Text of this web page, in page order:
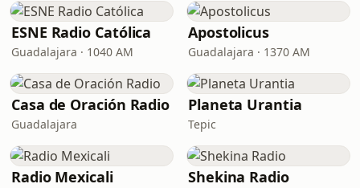
ESNE Radio Católica
Guadalajara · 1040 AM
Apostolicus
Guadalajara · 1370 AM
Casa de Oración Radio
Guadalajara
Planeta Urantia
Tepic
Radio Mexicali Shekina Radio